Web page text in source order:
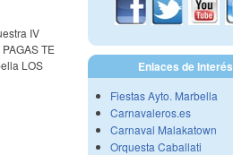
IV
TE
LOS
Enlaces de Interés
Fiestas Ayto. Marbella
Carnavaleros.es
Carnaval Malakatown
Orquesta Caballati